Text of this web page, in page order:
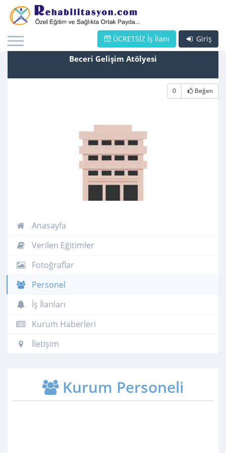
Giriş
ÜCRETSİZ İş İlanı
Beceri Gelişim Atölyesi
0 Beğen
Anasayfa
Verilen Eğitimler
Fotoğraflar
Personel
İş İlanları
Kurum Haberleri
İletişim
Kurum Personeli